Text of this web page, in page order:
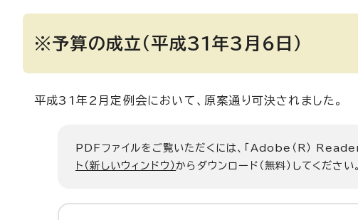
※予算の成立（平成31年3月6日）
平成31年2月定例会において、原案通り可決されました。
PDFファイルをご覧いただくには、「Adobe（R） Reader
ト（新しいウィンドウ）からダウンロード（無料）してください。